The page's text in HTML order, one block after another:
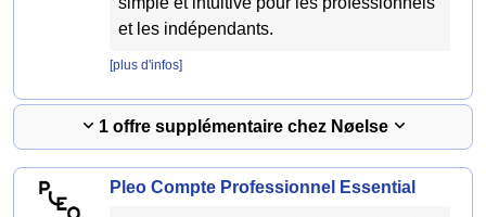
et les indépendants.
[plus d'infos]
1 offre supplémentaire chez Nøelse
Pleo Compte Professionnel Essential